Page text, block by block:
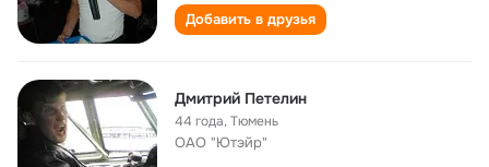
Добавить в друзья
Дмитрий Петелин
44 года,Тюмень
ОАО "Ютэйр"